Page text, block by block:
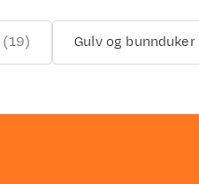
(19) Gulv og bunnduker